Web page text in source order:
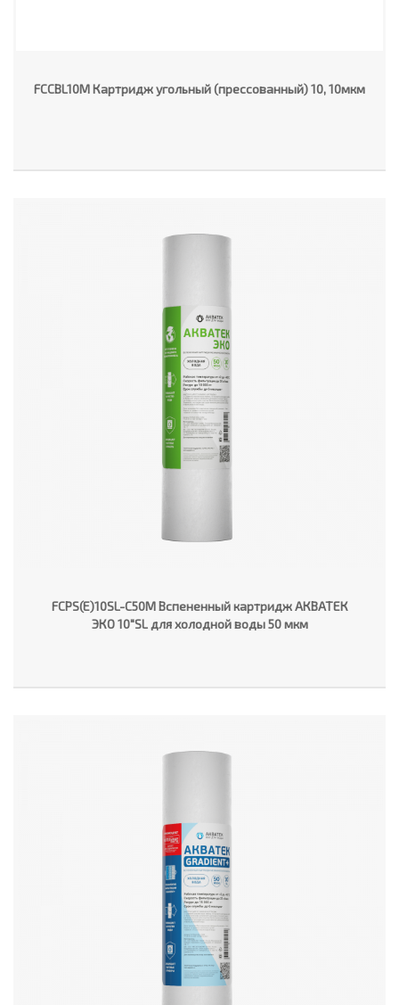
FCCBL10M Картридж угольный (прессованный) 10, 10мкм
FCPS(E)10SL-C50M Вспененный картридж АКВАТЕК
ЭКО 10"SL для холодной воды 50 мкм